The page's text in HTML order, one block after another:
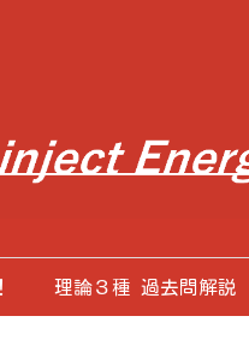
理論３種 過去問解説